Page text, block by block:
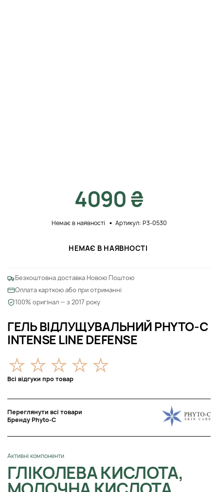
ГЕЛЬ ВІДЛУЩУВАЛЬНИЙ PHYTO-C
INTENSE LINE DEFENSE
Всі відгуки про товар
Переглянути всі товари
Бренду Phyto-C
Активні компоненти
ГЛІКОЛЕВА КИСЛОТА,
4090 ₴
Немає в наявності Артикул: P3-0530
НЕМАЄ В НАЯВНОСТІ
Безкоштовна доставка Новою Поштою
Оплата карткою або при отриманні
100% оригінал — з 2017 року